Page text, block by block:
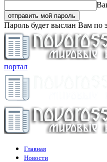
Пароль будет выслан Вам по
портал
Главная
Новости